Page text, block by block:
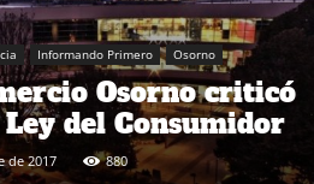
Informando Primero Osorno
Osorno criticó
del Consumidor
de 2017 880